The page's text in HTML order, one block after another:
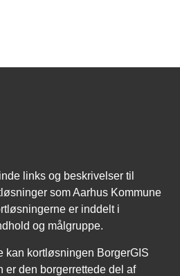
links og beskrivelser til
som Aarhus Kommune
er inddelt i
og målgruppe.
kan kortløsningen BorgerGIS
er den borgerrettede del af